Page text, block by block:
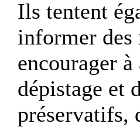
Ils tentent
informer
encourager
dépistage et
préservatifs,